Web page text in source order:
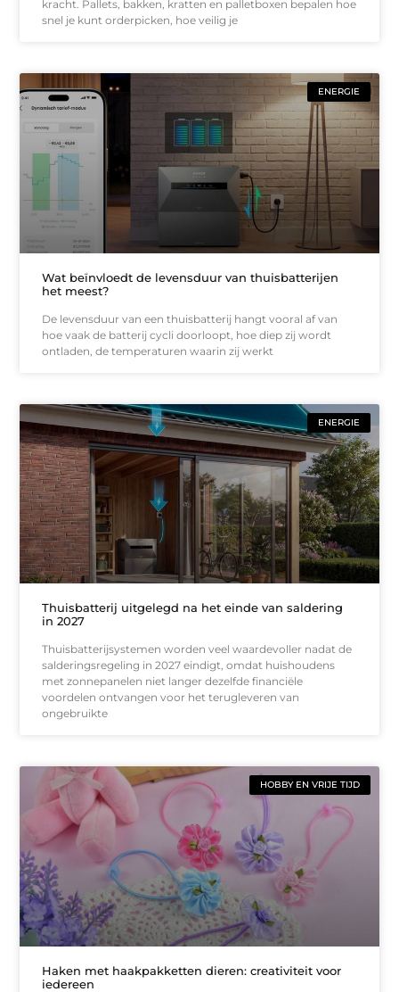
kracht. Pallets, bakken, kratten en palletboxen bepalen hoe
snel je kunt orderpicken, hoe veilig je
ENERGIE
Wat beïnvloedt de levensduur van thuisbatterijen
het meest?
De levensduur van een thuisbatterij hangt vooral af van
hoe vaak de batterij cycli doorloopt, hoe diep zij wordt
ontladen, de temperaturen waarin zij werkt
ENERGIE
Thuisbatterij uitgelegd na het einde van saldering
in 2027
Thuisbatterijsystemen worden veel waardevoller nadat de
salderingsregeling in 2027 eindigt, omdat huishoudens
met zonnepanelen niet langer dezelfde financiële
voordelen ontvangen voor het terugleveren van
ongebruikte
HOBBY EN VRIJE TIJD
Haken met haakpakketten dieren: creativiteit voor
iedereen